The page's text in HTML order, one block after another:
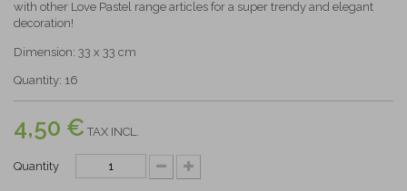
with other Love Pastel range articles for a super trendy and elegant
decoration!
Dimension: 33 x 33 cm
Quantity: 16
4,50 € TAX INCL.
Quantity